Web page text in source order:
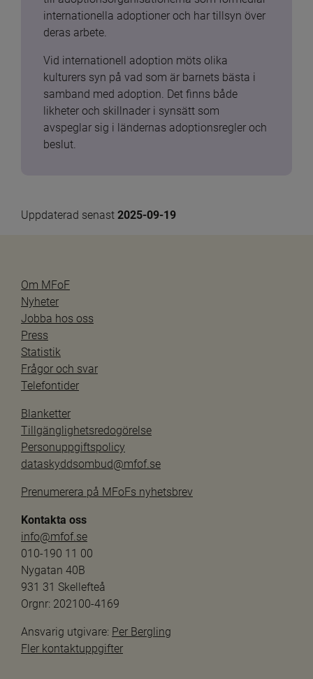
internationella adoptioner och har tillsyn över
deras arbete.
Vid internationell adoption möts olika
kulturers syn på vad som är barnets bästa i
samband med adoption. Det finns både
likheter och skillnader i synsätt som
avspeglar sig i ländernas adoptionsregler och
beslut.
Uppdaterad senast 2025-09-19
Om MFoF
Nyheter
Jobba hos oss
Press
Statistik
Frågor och svar
Telefontider
Blanketter
Tillgänglighetsredogörelse
Personuppgiftspolicy
dataskyddsombud@mfof.se
Prenumerera på MFoFs nyhetsbrev
Kontakta oss
info@mfof.se
010-190 11 00
Nygatan 40B
931 31 Skellefteå
Orgnr: 202100-4169
Ansvarig utgivare: Per Bergling
Fler kontaktuppgifter